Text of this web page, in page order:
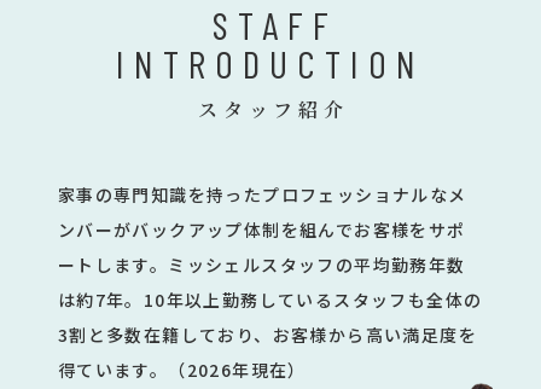
STAFF
INTRODUCTION
スタッフ紹介
家事の専門知識を持ったプロフェッショナルなメ
ンバーがバックアップ体制を組んでお客様をサポ
ートします。ミッシェルスタッフの平均勤務年数
は約7年。10年以上勤務しているスタッフも全体の
3割と多数在籍しており、お客様から高い満足度を
得ています。（2026年現在）